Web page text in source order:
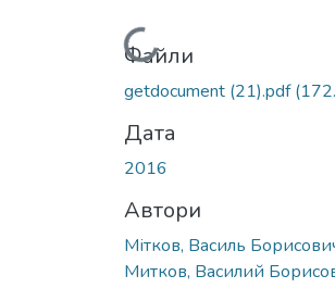
Вантажиться...
Файли
getdocument (21).pdf
Дата
2016
Автори
Мітков, Василь
Митков, Василий